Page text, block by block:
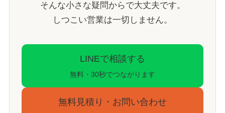
そんな小さな疑問からで大丈夫です。
しつこい営業は一切しません。
LINEで相談する
無料・30秒でつながります
無料見積り・お問い合わせ